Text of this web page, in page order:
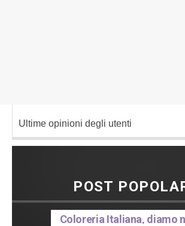
Ultime opinioni degli utenti
POST
Coloreria Italiana, diamo